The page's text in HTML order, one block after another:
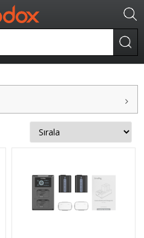
Şarj Cihazları
Sony Uyumlu Şarj